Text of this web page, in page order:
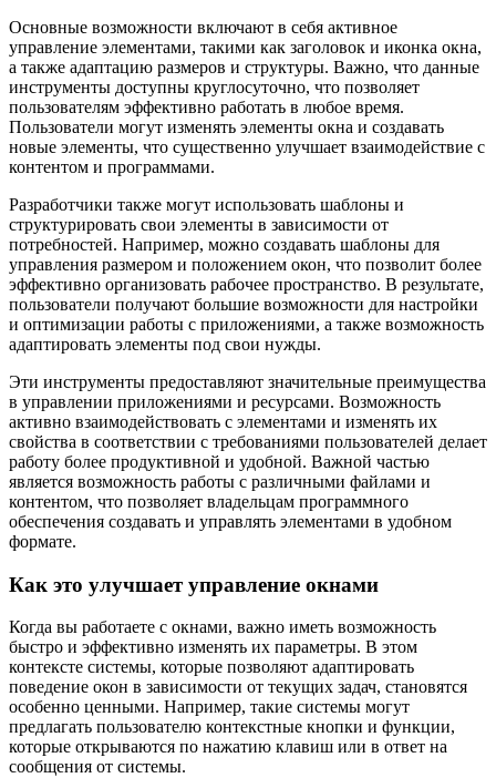
Основные возможности включают в себя активное
управление элементами, такими как заголовок и иконка окна,
а также адаптацию размеров и структуры. Важно, что данные
инструменты доступны круглосуточно, что позволяет
пользователям эффективно работать в любое время.
Пользователи могут изменять элементы окна и создавать
новые элементы, что существенно улучшает взаимодействие с
контентом и программами.
Разработчики также могут использовать шаблоны и
структурировать свои элементы в зависимости от
потребностей. Например, можно создавать шаблоны для
управления размером и положением окон, что позволит более
эффективно организовать рабочее пространство. В результате,
пользователи получают большие возможности для настройки
и оптимизации работы с приложениями, а также возможность
адаптировать элементы под свои нужды.
Эти инструменты предоставляют значительные преимущества
в управлении приложениями и ресурсами. Возможность
активно взаимодействовать с элементами и изменять их
свойства в соответствии с требованиями пользователей делает
работу более продуктивной и удобной. Важной частью
является возможность работы с различными файлами и
контентом, что позволяет владельцам программного
обеспечения создавать и управлять элементами в удобном
формате.
Как это улучшает управление окнами
Когда вы работаете с окнами, важно иметь возможность
быстро и эффективно изменять их параметры. В этом
контексте системы, которые позволяют адаптировать
поведение окон в зависимости от текущих задач, становятся
особенно ценными. Например, такие системы могут
предлагать пользователю контекстные кнопки и функции,
которые открываются по нажатию клавиш или в ответ на
сообщения от системы.